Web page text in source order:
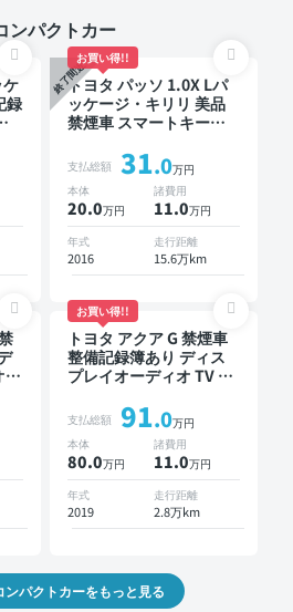
ンパクトカー
ケ
録
終了間近
お買い得!!
トヨタ パッソ 1.0X Lパ
ッケージ・キリリ 美品
禁煙車 スマートキー
支払総額 31.0万円
本体
20.0万円
諸費用
11.0万円
年式
2016
走行距離
15.6万km
お買い得!!
トヨタ アクア G 禁煙車
整備記録簿あり ディス
プレイオーディオ TV ス
モニター 衝突軽減
支払総額 91.0万円
本体
80.0万円
諸費用
11.0万円
年式
2019
走行距離
2.8万km
ンパクトカーをもっと見る